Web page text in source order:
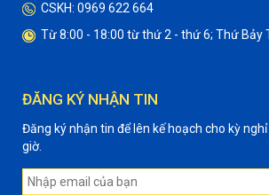
CSKH: 0969 622 664
Từ 8:00 - 18:00 từ thứ 2 - thứ 6; Thứ Bảy
ĐĂNG KÝ NHẬN TIN
Đăng ký nhận tin để lên kế hoạch cho kỳ
giờ.